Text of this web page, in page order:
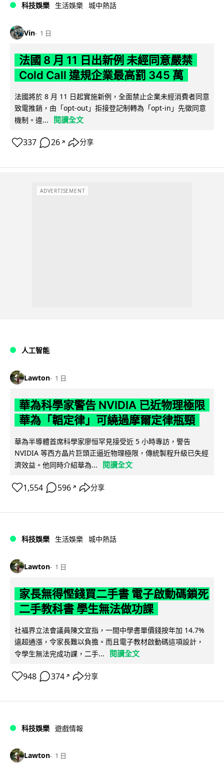
科技娛樂 生活娛樂 城中熱話
Vin 1 日
法國 8 月 11 日出新例 未經同意嚴禁
Cold Call 違規企業最高罰 345 萬
法國將於 8 月 11 日起實施新例，全面禁止企業未經消費者同意
致電推銷，由「opt-out」拒接登記制轉為「opt-in」先徵同意
機制。違...
閱讀全文
337 26 ↗ 分享
ADVERTISEMENT
人工智能
Lawton 1 日
華為科學家警告 NVIDIA 已近物理極限
華為「韜定律」可繞過摩爾定律瓶頸
華為半導體首席科學家廖恒罕見接受近 5 小時專訪，警告
NVIDIA 等西方晶片巨頭正逼近物理極限，傳統製程升級已失經
濟效益。他同時介紹華為...
閱讀全文
1,554 596 ↗ 分享
科技娛樂 生活娛樂 城中熱話
Lawton 1 日
家長無得慳錢買二手書 電子啟動碼鎖死
二手教科書 學生無法做功課
社福界立法會議員陳文宜指，一間中學書單價錢按年加 14.7%
遠超通漲，令家長難以負擔。而且電子教材啟動碼這項設計，
令學生無法完成功課，二手...
閱讀全文
948 374 ↗ 分享
科技娛樂 遊戲情報
Lawton 1 日